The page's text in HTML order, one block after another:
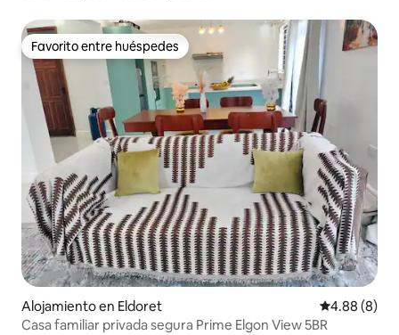
Favorito entre huéspedes
Favorito entre huéspedes
Alojamiento en Eldoret Calificación
4.88 (8)
Casa familiar privada segura Prime Elgon View 5BR